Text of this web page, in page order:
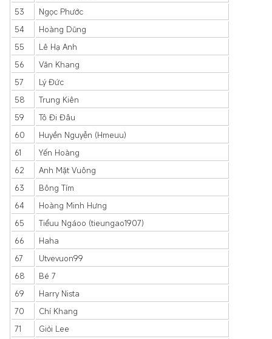
53
Ngọc Phước
54
Hoàng Dũng
55
Lê Hạ Anh
56
Văn Khang
57
Lý Đức
58
Trung Kiên
59
Tô Đi Đâu
60
Huyền Nguyễn (Hmeuu)
61
Yến Hoàng
62
Anh Mặt Vuông
63
Bông Tím
64
Hoàng Minh Hưng
65
Tiểuu Ngáoo (tieungao1907)
66
Haha
67
Utvevuon99
68
Bé 7
69
Harry Nista
70
Chí Khang
71
Giỏi Lee